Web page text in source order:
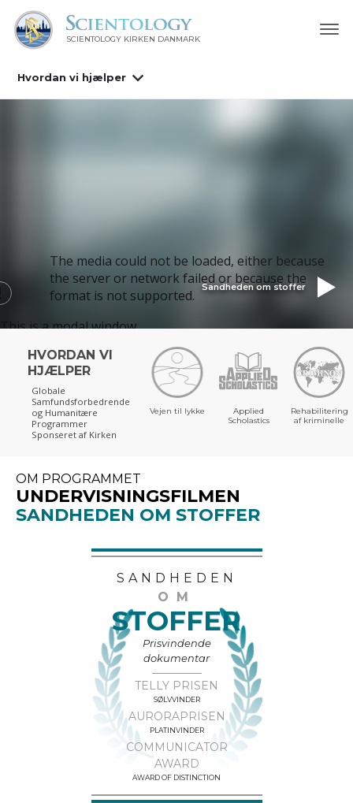
SCIENTOLOGY KIRKEN DANMARK
Hvordan vi hjælper
This is a modal window.
The media could not be loaded, either because
the server or network failed or because the
format is not supported.
Sandheden om stoffer
HVORDAN VI
HJÆLPER
Globale
Samfundsforbedrende
og Humanitære
Programmer
Sponseret af Kirken
Vejen til lykke
Applied
Scholastics
Rehabilitering
af kriminelle
OM PROGRAMMET
UNDERVISNINGSFILMEN
SANDHEDEN OM STOFFER
SANDHEDEN
OM
STOFFER
Prisvindende
dokumentar
TELLY PRISEN
SØLVVINDER
AURORAPRISEN
PLATINVINDER
COMMUNICATOR
AWARD
AWARD OF DISTINCTION